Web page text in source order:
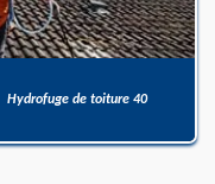
Hydrofuge de toiture 40